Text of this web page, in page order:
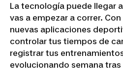
La tecnología puede llegar
vas a empezar a correr.
nuevas aplicaciones
controlar tus tiempos de
registrar tus
evolucionando semana tras